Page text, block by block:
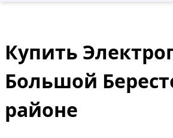
Купить
Большой
районе